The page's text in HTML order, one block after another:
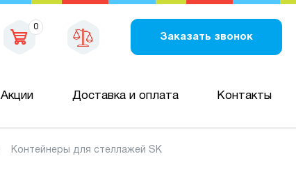
0
Заказать звонок
Акции Доставка и оплата Контакты
Контейнеры для стеллажей SK